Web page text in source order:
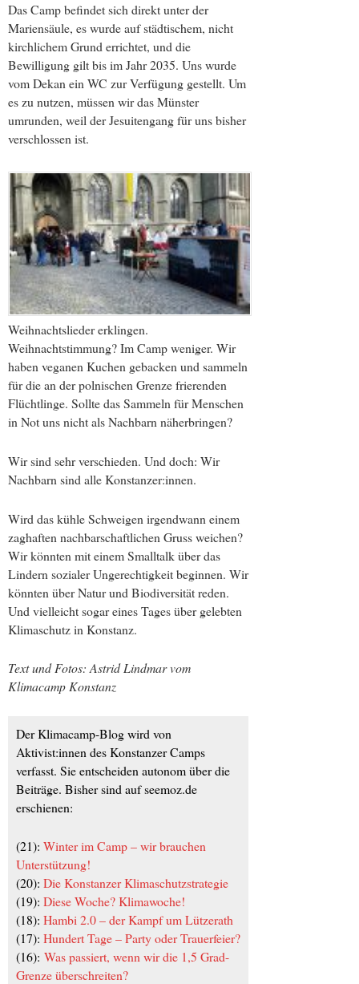
Das Camp befindet sich direkt unter der
Mariensäule, es wurde auf städtischem, nicht
kirchlichem Grund errichtet, und die
Bewilligung gilt bis im Jahr 2035. Uns wurde
vom Dekan ein WC zur Verfügung gestellt. Um
es zu nutzen, müssen wir das Münster
umrunden, weil der Jesuitengang für uns bisher
verschlossen ist.
Weihnachtslieder erklingen.
Weihnachtstimmung? Im Camp weniger. Wir
haben veganen Kuchen gebacken und sammeln
für die an der polnischen Grenze frierenden
Flüchtlinge. Sollte das Sammeln für Menschen
in Not uns nicht als Nachbarn näherbringen?
Wir sind sehr verschieden. Und doch: Wir
Nachbarn sind alle Konstanzer:innen.
Wird das kühle Schweigen irgendwann einem
zaghaften nachbarschaftlichen Gruss weichen?
Wir könnten mit einem Smalltalk über das
Lindern sozialer Ungerechtigkeit beginnen. Wir
könnten über Natur und Biodiversität reden.
Und vielleicht sogar eines Tages über gelebten
Klimaschutz in Konstanz.
Text und Fotos: Astrid Lindmar vom
Klimacamp Konstanz
Der Klimacamp-Blog wird von
Aktivist:innen des Konstanzer Camps
verfasst. Sie entscheiden autonom über die
Beiträge. Bisher sind auf seemoz.de
erschienen:
(21): Winter im Camp – wir brauchen
Unterstützung!
(20): Die Konstanzer Klimaschutzstrategie
(19): Diese Woche? Klimawoche!
(18): Hambi 2.0 – der Kampf um Lützerath
(17): Hundert Tage – Party oder Trauerfeier?
(16): Was passiert, wenn wir die 1,5 Grad-
Grenze überschreiten?